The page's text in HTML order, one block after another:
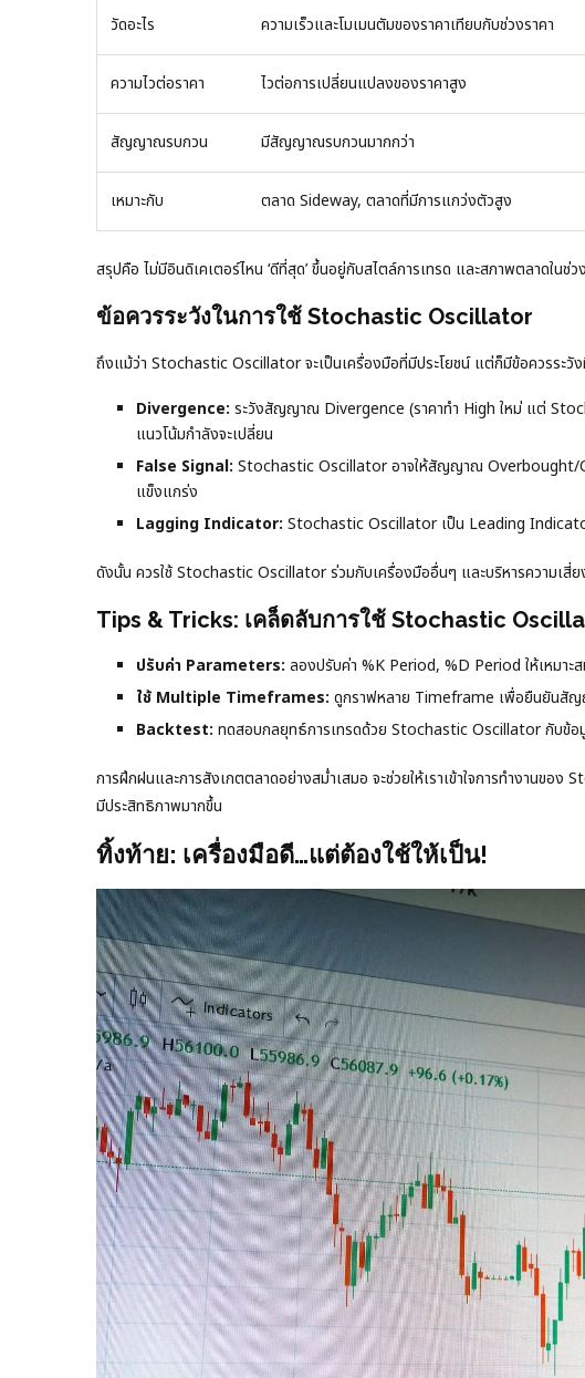
วัดอะไร ความเร็วและโมเมนตัมของราคาเทียบกับช่วงราคา
ความไวต่อราคา ไวต่อการเปลี่ยนแปลงของราคาสูง
สัญญาณรบกวน มีสัญญาณรบกวนมากกว่า
เหมาะกับ ตลาด Sideway, ตลาดที่มีการแกว่งตัวสูง
สรุปคือ ไม่มีอินดิเคเตอร์ไหน ‘ดีที่สุด’ ขึ้นอยู่กับสไตล์การเทรด และสภาพตลาดในช่
ข้อควรระวังในการใช้ Stochastic Oscillator
ถึงแม้ว่า Stochastic Oscillator จะเป็นเครื่องมือที่มีประโยชน์ แต่ก็มีข้อควรระวั
Divergence: ระวังสัญญาณ Divergence (ราคาทำ High ใหม่ แต่
แนวโน้มกำลังจะเปลี่ยน
False Signal: Stochastic Oscillator อาจให้สัญญาณ Overbought/
แข็งแกร่ง
Lagging Indicator: Stochastic Oscillator เป็น Leading Indicator
ดังนั้น ควรใช้ Stochastic Oscillator ร่วมกับเครื่องมืออื่นๆ และบริหารความเสี่
Tips & Tricks: เคล็ดลับการใช้ Stochastic
ปรับค่า Parameters: ลองปรับค่า %K Period, %D Period ให้เหมา
ใช้ Multiple Timeframes: ดูกราฟหลาย Timeframe เพื่อยืนยันสั
Backtest: ทดสอบกลยุทธ์การเทรดด้วย Stochastic Oscillator กับข้อ
การฝึกฝนและการสังเกตตลาดอย่างสม่ำเสมอ จะช่วยให้เราเข้าใจการทำงานขอ
มีประสิทธิภาพมากขึ้น
ทิ้งท้าย: เครื่องมือดี…แต่ต้องใช้ให้เป็น!